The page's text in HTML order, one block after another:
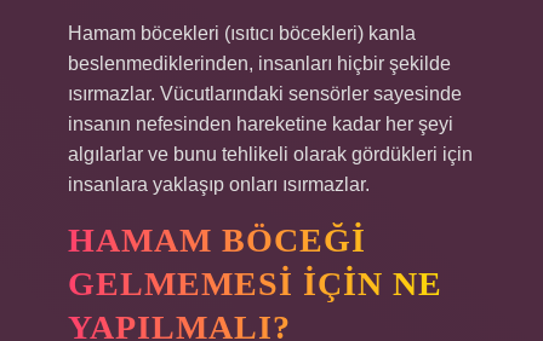
Hamam böcekleri (ısıtıcı böcekleri) kanla
beslenmediklerinden, insanları hiçbir şekilde
ısırmazlar. Vücutlarındaki sensörler sayesinde
insanın nefesinden hareketine kadar her şeyi
algılarlar ve bunu tehlikeli olarak gördükleri için
insanlara yaklaşıp onları ısırmazlar.
HAMAM BÖCEĞI
GELMEMESI IÇIN NE
YAPILMALI?